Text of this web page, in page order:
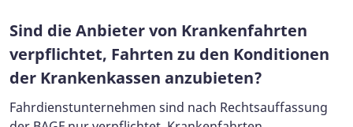
Sind die Anbieter von Krankenfahrten
verpflichtet, Fahrten zu den Konditionen
der Krankenkassen anzubieten?
Fahrdienstunternehmen sind nach Rechtsauffassung